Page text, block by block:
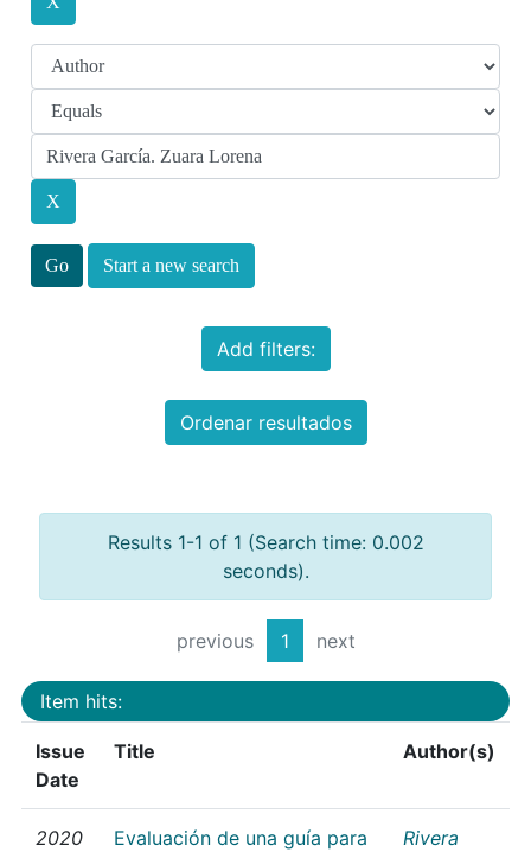
Start a new search
Add filters:
Ordenar resultados
Results 1-1 of 1 (Search time: 0.002
seconds).
previous 1 next
Item hits:
Issue
Date
Title Author(s)
2020
Evaluación de una guía para
Rivera